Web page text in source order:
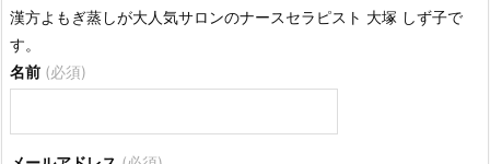
漢方よもぎ蒸しが大人気サロンのナースセラピスト 大塚 しず子で
す。
名前 (必須)